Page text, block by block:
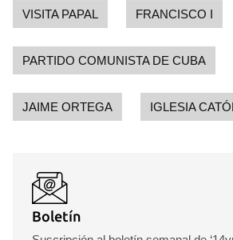
VISITA PAPAL FRANCISCO I
PARTIDO COMUNISTA DE CUBA
JAIME ORTEGA IGLESIA
Boletín